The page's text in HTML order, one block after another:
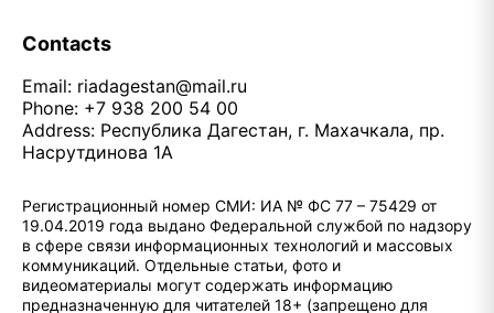
Contacts
Email: riadagestan@mail.ru
Phone: +7 938 200 54 00
Address: Республика Дагестан, г. Махачкала, пр.
Насрутдинова 1А
Регистрационный номер СМИ: ИА № ФС 77 – 75429 от
19.04.2019 года выдано Федеральной службой по надзору
в сфере связи информационных технологий и массовых
коммуникаций. Отдельные статьи, фото и
видеоматериалы могут содержать информацию
предназначенную для читателей 18+ (запрещено для